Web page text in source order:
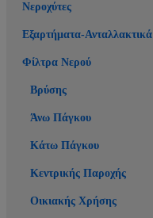
Νεροχύτες
Εξαρτήματα-Ανταλλακτικά
Φίλτρα Νερού
Βρύσης
Άνω Πάγκου
Κάτω Πάγκου
Κεντρικής Παροχής
Οικιακής Χρήσης